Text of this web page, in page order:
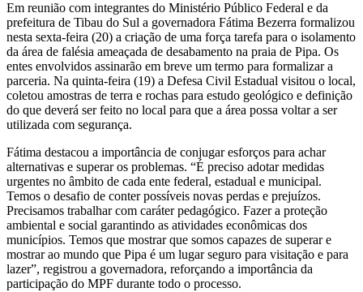
Em reunião com integrantes do Ministério Público Federal e da
prefeitura de Tibau do Sul a governadora Fátima Bezerra formalizou
nesta sexta-feira (20) a criação de uma força tarefa para o isolamento
da área de falésia ameaçada de desabamento na praia de Pipa. Os
entes envolvidos assinarão em breve um termo para formalizar a
parceria. Na quinta-feira (19) a Defesa Civil Estadual visitou o local,
coletou amostras de terra e rochas para estudo geológico e definição
do que deverá ser feito no local para que a área possa voltar a ser
utilizada com segurança.
Fátima destacou a importância de conjugar esforços para achar
alternativas e superar os problemas. “É preciso adotar medidas
urgentes no âmbito de cada ente federal, estadual e municipal.
Temos o desafio de conter possíveis novas perdas e prejuízos.
Precisamos trabalhar com caráter pedagógico. Fazer a proteção
ambiental e social garantindo as atividades econômicas dos
municípios. Temos que mostrar que somos capazes de superar e
mostrar ao mundo que Pipa é um lugar seguro para visitação e para
lazer”, registrou a governadora, reforçando a importância da
participação do MPF durante todo o processo.